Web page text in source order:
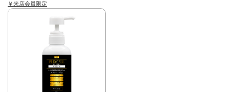
￥来店会員限定